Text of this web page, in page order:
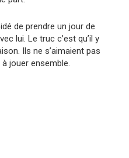
de prendre un jour de
lui. Le truc c’est qu’il y
Ils ne s’aimaient pas
jouer ensemble.